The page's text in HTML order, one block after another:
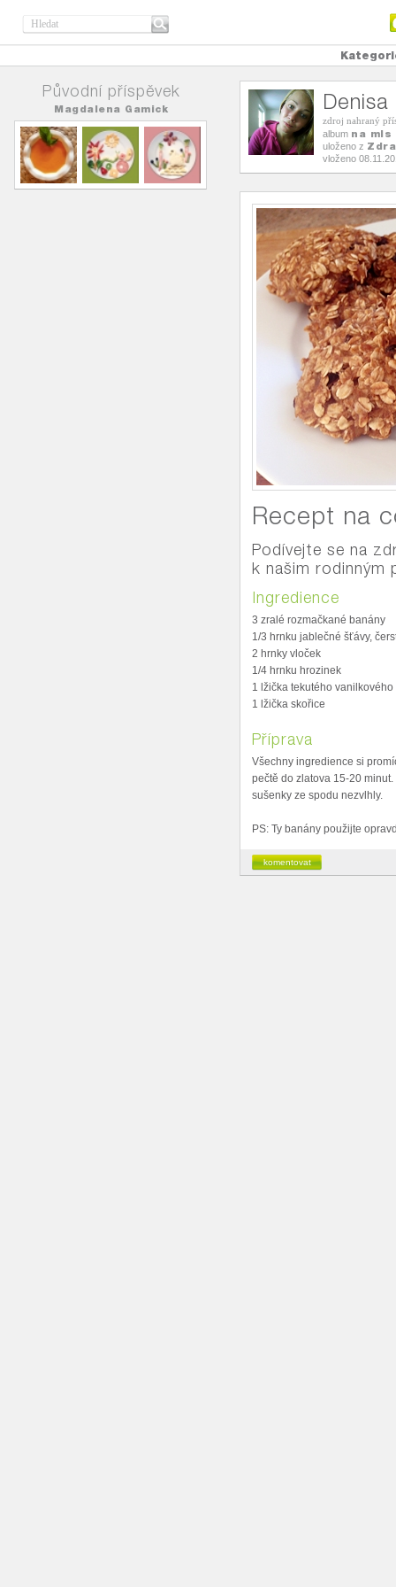
Původní příspěvek
Magdalena Gamick Denisa
zdroj nahraný
album na mls
uloženo z
vloženo
Recept na
Podívejte se na
k našim rodinným
Ingredience
3 zralé rozmačkané banány
1/3 hrnku jablečné šťávy,
2 hrnky vloček
1/4 hrnku hrozinek
1 lžička tekutého
1 lžička skořice
Příprava
Všechny ingredience si
pečtě do zlatova 15-20
sušenky ze spodu nezvlhly.
PS: Ty banány použijte
komentovat